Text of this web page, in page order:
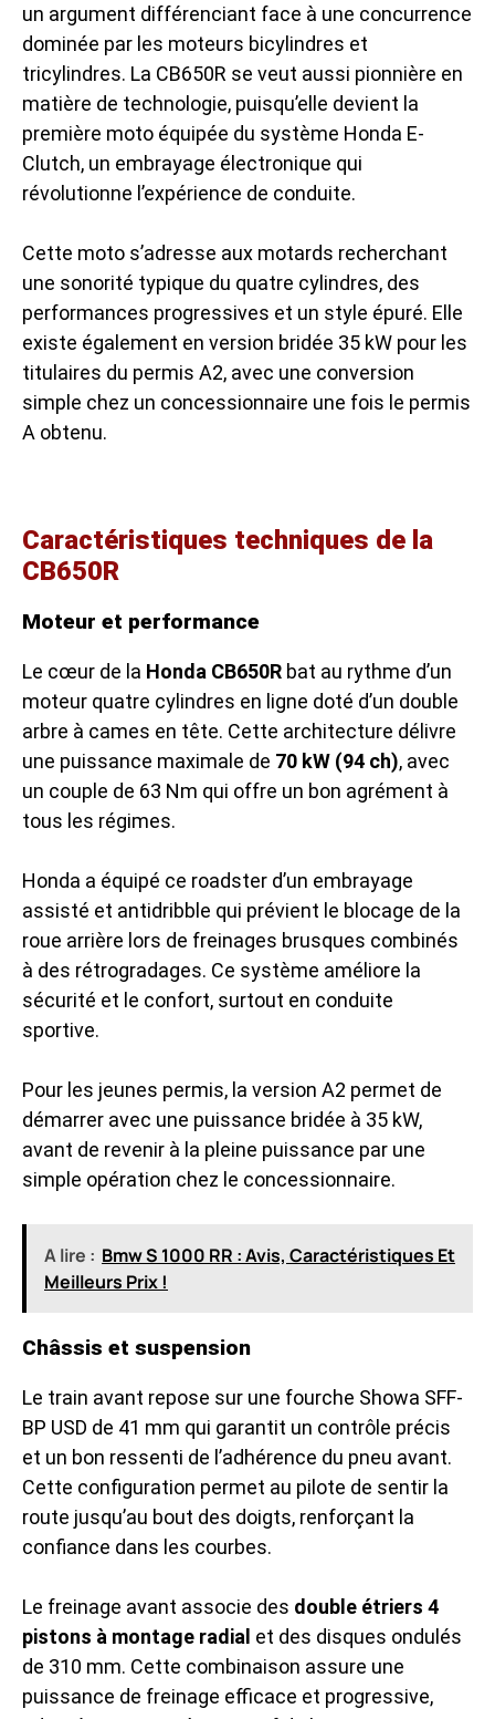
un argument différenciant face à une concurrence
dominée par les moteurs bicylindres et
tricylindres. La CB650R se veut aussi pionnière en
matière de technologie, puisqu’elle devient la
première moto équipée du système Honda E-
Clutch, un embrayage électronique qui
révolutionne l’expérience de conduite.
Cette moto s’adresse aux motards recherchant
une sonorité typique du quatre cylindres, des
performances progressives et un style épuré. Elle
existe également en version bridée 35 kW pour les
titulaires du permis A2, avec une conversion
simple chez un concessionnaire une fois le permis
A obtenu.
Caractéristiques techniques de la
CB650R
Moteur et performance
Le cœur de la Honda CB650R bat au rythme d’un
moteur quatre cylindres en ligne doté d’un double
arbre à cames en tête. Cette architecture délivre
une puissance maximale de 70 kW (94 ch), avec
un couple de 63 Nm qui offre un bon agrément à
tous les régimes.
Honda a équipé ce roadster d’un embrayage
assisté et antidribble qui prévient le blocage de la
roue arrière lors de freinages brusques combinés
à des rétrogradages. Ce système améliore la
sécurité et le confort, surtout en conduite
sportive.
Pour les jeunes permis, la version A2 permet de
démarrer avec une puissance bridée à 35 kW,
avant de revenir à la pleine puissance par une
simple opération chez le concessionnaire.
A lire : Bmw S 1000 RR : Avis, Caractéristiques Et
Meilleurs Prix !
Châssis et suspension
Le train avant repose sur une fourche Showa SFF-
BP USD de 41 mm qui garantit un contrôle précis
et un bon ressenti de l’adhérence du pneu avant.
Cette configuration permet au pilote de sentir la
route jusqu’au bout des doigts, renforçant la
confiance dans les courbes.
Le freinage avant associe des double étriers 4
pistons à montage radial et des disques ondulés
de 310 mm. Cette combinaison assure une
puissance de freinage efficace et progressive,